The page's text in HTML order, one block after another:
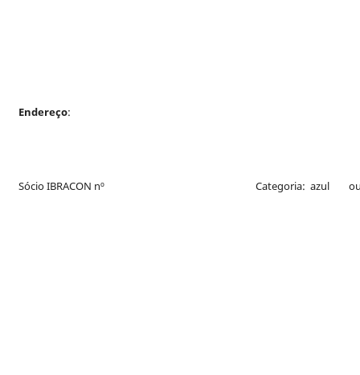
Endereço:
Sócio IBRACON nº Categoria: azul